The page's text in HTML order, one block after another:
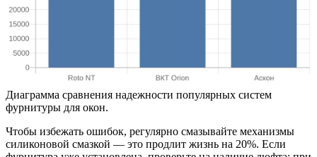
Диаграмма сравнения надежности популярных систем
фурнитуры для окон.
Чтобы избежать ошибок, регулярно смазывайте механизмы
силиконовой смазкой — это продлит жизнь на 20%. Если